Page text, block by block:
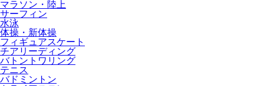
マラソン・陸上
サーフィン
水泳
体操・新体操
フィギュアスケート
チアリーディング
バトントワリング
テニス
バドミントン